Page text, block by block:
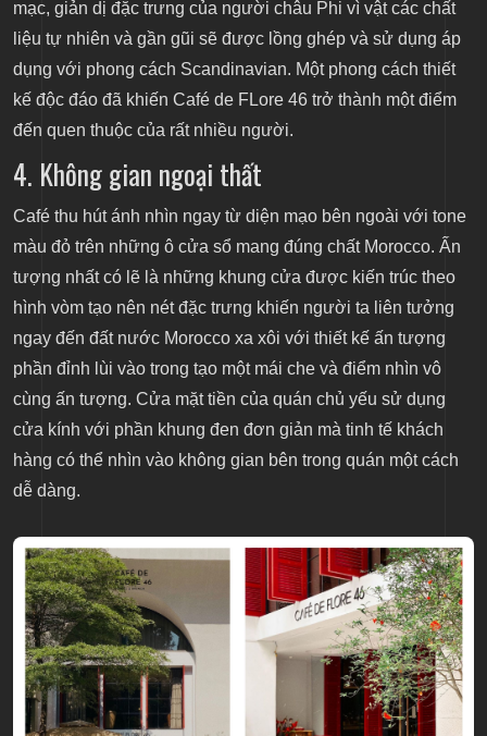
mạc, giản dị đặc trưng của người châu Phi vì vật các chất
liệu tự nhiên và gần gũi sẽ được lồng ghép và sử dụng áp
dụng với phong cách Scandinavian. Một phong cách thiết
kế độc đáo đã khiến Café de FLore 46 trở thành một điểm
đến quen thuộc của rất nhiều người.
4. Không gian ngoại thất
Café thu hút ánh nhìn ngay từ diện mạo bên ngoài với tone
màu đỏ trên những ô cửa sổ mang đúng chất Morocco. Ấn
tượng nhất có lẽ là những khung cửa được kiến trúc theo
hình vòm tạo nên nét đặc trưng khiến người ta liên tưởng
ngay đến đất nước Morocco xa xôi với thiết kế ấn tượng
phần đỉnh lùi vào trong tạo một mái che và điểm nhìn vô
cùng ấn tượng. Cửa mặt tiền của quán chủ yếu sử dụng
cửa kính với phần khung đen đơn giản mà tinh tế khách
hàng có thể nhìn vào không gian bên trong quán một cách
dễ dàng.